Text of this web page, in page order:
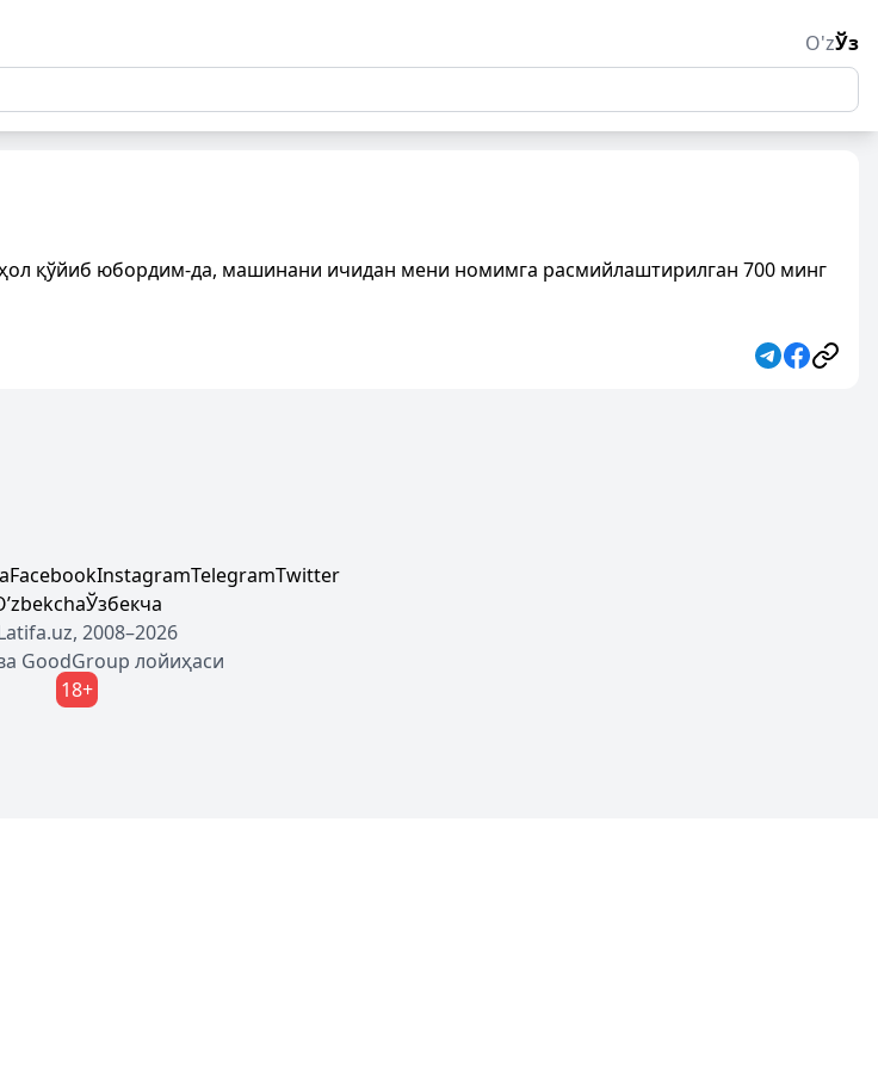
O'zЎз
қўйиб юбордим-да, машинани ичидан мени номимга расмийлаштирилган 700 минг
FacebookInstagramTelegramTwitter
Ўзбекча
2008–2026
GoodGroup лойиҳаси
18+